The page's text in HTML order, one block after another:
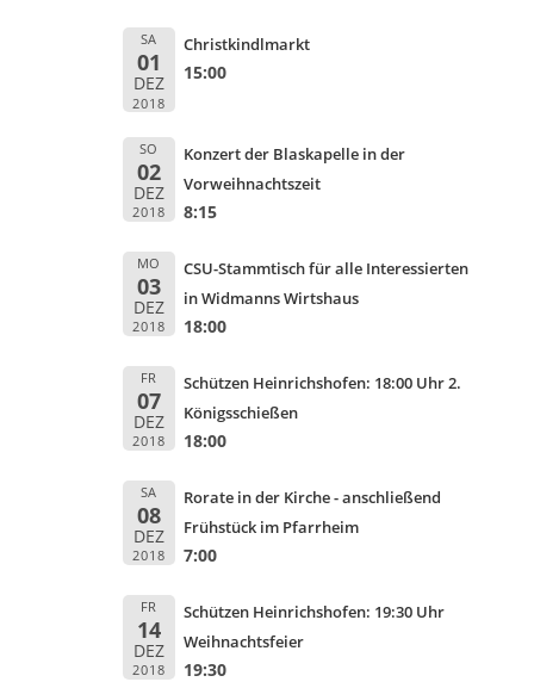
SA
01
DEZ
2018
Christkindlmarkt
15:00
SO
02
DEZ
2018
Konzert der Blaskapelle in der
Vorweihnachtszeit
8:15
MO
03
DEZ
2018
CSU-Stammtisch für alle Interessierten
in Widmanns Wirtshaus
18:00
FR
07
DEZ
2018
Schützen Heinrichshofen: 18:00 Uhr 2.
Königsschießen
18:00
SA
08
DEZ
2018
Rorate in der Kirche - anschließend
Frühstück im Pfarrheim
7:00
FR
14
DEZ
2018
Schützen Heinrichshofen: 19:30 Uhr
Weihnachtsfeier
19:30